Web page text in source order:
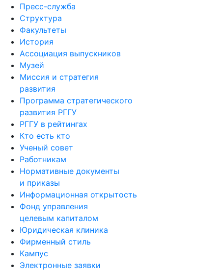
Пресс-служба
Структура
Факультеты
История
Ассоциация выпускников
Музей
Миссия и стратегия
развития
Программа стратегического
развития РГГУ
РГГУ в рейтингах
Кто есть кто
Ученый совет
Работникам
Нормативные документы
и приказы
Информационная открытость
Фонд управления
целевым капиталом
Юридическая клиника
Фирменный стиль
Кампус
Электронные заявки